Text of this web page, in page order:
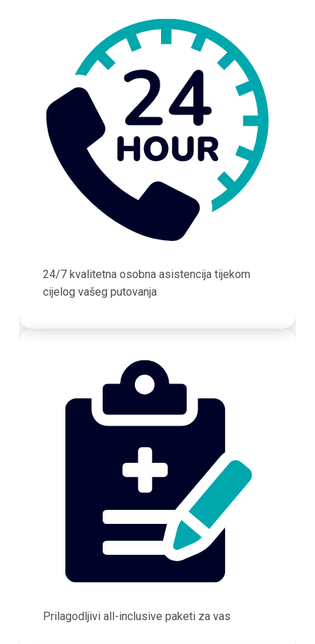
24/7 kvalitetna osobna asistencija tijekom
cijelog vašeg putovanja
Prilagodljivi all-inclusive paketi za vas